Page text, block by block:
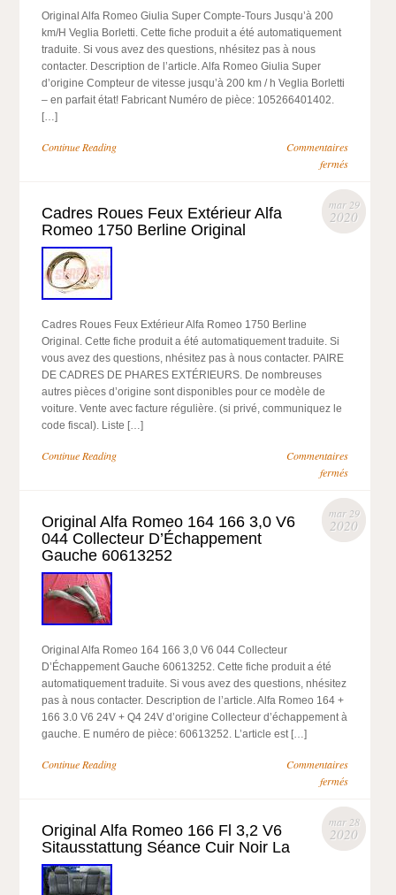
Original Alfa Romeo Giulia Super Compte-Tours Jusqu’à 200
km/H Veglia Borletti. Cette fiche produit a été automatiquement
traduite. Si vous avez des questions, nhésitez pas à nous
contacter. Description de l’article. Alfa Romeo Giulia Super
d’origine Compteur de vitesse jusqu’à 200 km / h Veglia Borletti
– en parfait état! Fabricant Numéro de pièce: 105266401402.
[…]
Continue Reading
Commentaires
fermés
mar 29
2020
Cadres Roues Feux Extérieur Alfa
Romeo 1750 Berline Original
Cadres Roues Feux Extérieur Alfa Romeo 1750 Berline
Original. Cette fiche produit a été automatiquement traduite. Si
vous avez des questions, nhésitez pas à nous contacter. PAIRE
DE CADRES DE PHARES EXTÉRIEURS. De nombreuses
autres pièces d’origine sont disponibles pour ce modèle de
voiture. Vente avec facture régulière. (si privé, communiquez le
code fiscal). Liste […]
Continue Reading
Commentaires
fermés
mar 29
2020
Original Alfa Romeo 164 166 3,0 V6
044 Collecteur D’Échappement
Gauche 60613252
Original Alfa Romeo 164 166 3,0 V6 044 Collecteur
D’Échappement Gauche 60613252. Cette fiche produit a été
automatiquement traduite. Si vous avez des questions, nhésitez
pas à nous contacter. Description de l’article. Alfa Romeo 164 +
166 3.0 V6 24V + Q4 24V d’origine Collecteur d’échappement à
gauche. E numéro de pièce: 60613252. L’article est […]
Continue Reading
Commentaires
fermés
mar 28
2020
Original Alfa Romeo 166 Fl 3,2 V6
Sitausstattung Séance Cuir Noir La